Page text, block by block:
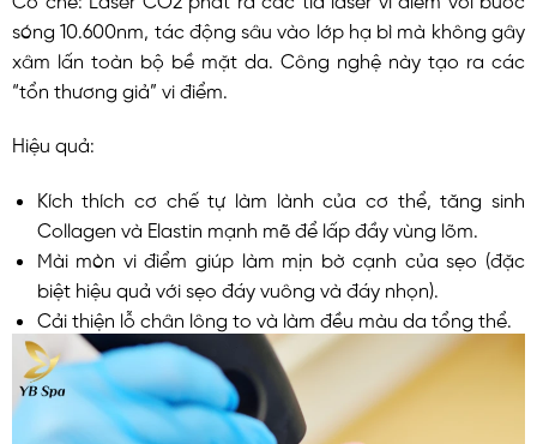
sóng 10.600nm, tác động sâu vào lớp hạ bì mà không gây
xâm lấn toàn bộ bề mặt da. Công nghệ này tạo ra các
“tổn thương giả” vi điểm.
Hiệu quả:
Kích thích cơ chế tự làm lành của cơ thể, tăng sinh
Collagen và Elastin mạnh mẽ để lấp đầy vùng lõm.
Mài mòn vi điểm giúp làm mịn bờ cạnh của sẹo (đặc
biệt hiệu quả với sẹo đáy vuông và đáy nhọn).
Cải thiện lỗ chân lông to và làm đều màu da tổng thể.